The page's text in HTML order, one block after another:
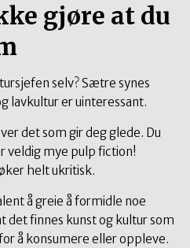
gjøre at du
selv? Sætre synes
lavkultur er uinteressant.
det som gir deg glede. Du
veldig mye pulp fiction!
helt ukritisk.
å greie å formidle noe
det finnes kunst og kultur som
å konsumere eller oppleve.